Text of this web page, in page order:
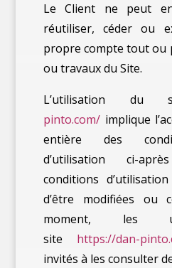
Le Client ne peut
réutiliser, céder ou
propre compte tout ou
ou travaux du Site.
L’utilisation
pinto.com/implique
entière des
d’utilisation ci-
conditions
d’être modifiées ou
moment, les
site https://dan-
invités à les consulter